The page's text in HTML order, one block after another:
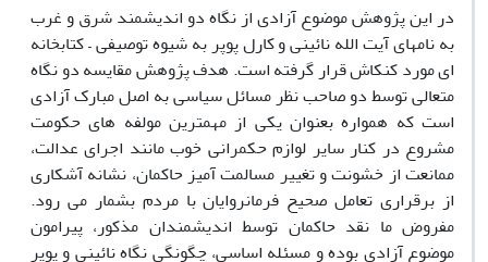
در این پژوهش موضوع آزادی از نگاه دو اندیشمند شرق و غرب
به نامهای آیت الله نائینی و کارل پوپر به شیوه توصیفی – کتابخانه
ای مورد کنکاش قرار گرفته است. هدف پژوهش مقایسه دو نگاه
متعالی توسط دو صاحب نظر مسائل سیاسی به اصل مبارک آزادی
است که همواره بعنوان یکی از مهمترین مولفه های حکومت
مشروع در کنار سایر لوازم حکمرانی خوب مانند اجرای عدالت،
ممانعت از خشونت و تغییر مسالمت آمیز حاکمان، نشانه آشکاری
از برقراری تعامل صحیح فرمانروایان با مردم بشمار می رود.
مفروض ما نقد حاکمان توسط اندیشمندان مذکور، پیرامون
موضوع آزادی بوده و مسئله اساسی، چگونگی نگاه نائینی و پوپر